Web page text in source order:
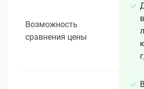
Возможность
сравнения цены